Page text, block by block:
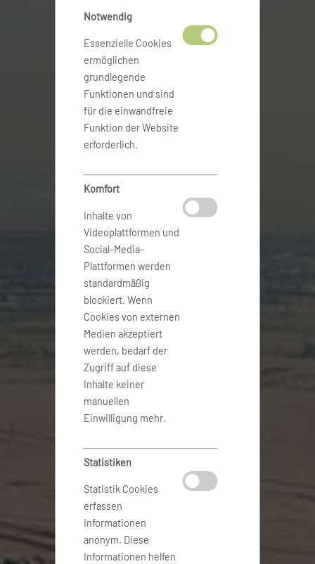
Notwendig
Essenzielle Cookies
ermöglichen
grundlegende
Funktionen und sind
für die einwandfreie
Funktion der Website
erforderlich.
Komfort
Inhalte von
Videoplattformen und
Social-Media-
Plattformen werden
standardmäßig
blockiert. Wenn
Cookies von externen
Medien akzeptiert
werden, bedarf der
Zugriff auf diese
Inhalte keiner
manuellen
Einwilligung mehr.
Statistiken
Statistik Cookies
erfassen
Informationen
anonym. Diese
Informationen helfen